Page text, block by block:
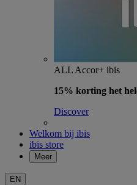
ALL Accor+ ibis
15% korting het
Discover
Welkom bij ibis
ibis store
Meer
EN